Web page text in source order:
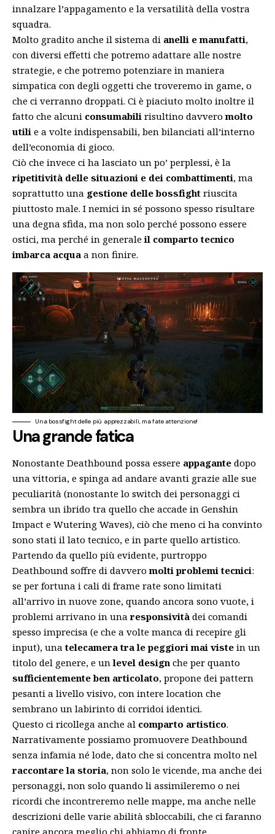
innalzare l’appagamento e la versatilità della vostra
squadra.
Molto gradito anche il sistema di anelli e manufatti,
con diversi effetti che potremo adattare alle nostre
strategie, e che potremo potenziare in maniera
simpatica con degli oggetti che troveremo in game, o
che ci verranno droppati. Ci è piaciuto molto inoltre il
fatto che alcuni consumabili risultino davveromolto
utili e a volte indispensabili, ben bilanciati all’interno
dell’economia di gioco.
Ciò che invece ci ha lasciato un po’ perplessi, è la
ripetitività delle situazioni e dei combattimenti, ma
soprattutto una gestione delle bossfight riuscita
piuttosto male. I nemici in sé possono spesso risultare
una degna sfida, ma non solo perché possono essere
ostici, ma perché in generaleil comparto tecnico
imbarca acqua a non finire.
Una bossfight delle più apprezzabili, ma fate attenzione!
Una grande fatica
Nonostante Deathbound possa essere appagante dopo
una vittoria, e spinga ad andare avanti grazie alle sue
peculiarità (nonostante lo switch dei personaggi ci
sembra un ibrido tra quello che accade in Genshin
Impact e Wutering Waves), ciò che meno ci ha convinto
sono stati il lato tecnico, e in parte quello artistico.
Partendo da quello più evidente, purtroppo
Deathbound soffre di davveromolti problemi tecnici:
se per fortuna i cali di frame rate sono limitati
all’arrivo in nuove zone, quando ancora sono vuote, i
problemi arrivano in unaresponsività dei comandi
spesso imprecisa (e che a volte manca di recepire gli
input), unatelecamera tra le peggiori mai viste in un
titolo del genere, e unlevel design che per quanto
sufficientemente ben articolato, propone dei pattern
pesanti a livello visivo, con intere location che
sembrano un labirinto di corridoi identici.
Questo ci ricollega anche al comparto artistico.
Narrativamente possiamo promuovere Deathbound
senza infamia né lode, dato che si concentra molto nel
raccontare la storia, non solo le vicende, ma anche dei
personaggi, non solo quando li assimileremo o nei
ricordi che incontreremo nelle mappe, ma anche nelle
descrizioni delle varie abilità sbloccabili, che ci faranno